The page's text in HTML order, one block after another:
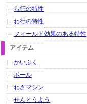
ら行の特性
わ行の特性
フィールド効果のある特性
アイテム
かいふく
ボール
わざマシン
せんとうよう